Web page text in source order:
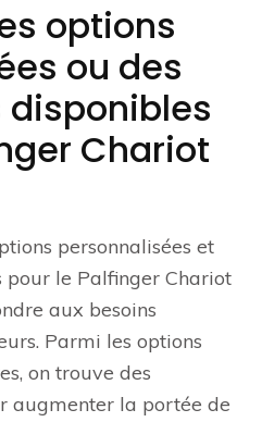
options
ou des
Chariot
personnalisées et
pour le Palfinger Chariot
aux besoins
Parmi les options
on trouve des
augmenter la portée de